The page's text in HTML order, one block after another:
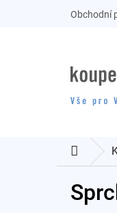
Obchodní
Domů